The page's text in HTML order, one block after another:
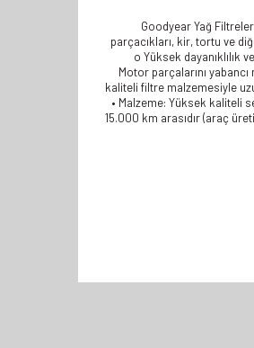
Goodyear Yağ
parçacıkları, kir, tortu ve
o Yüksek dayanıklılık
Motor parçalarını
kaliteli filtre malzemesiyle
• Malzeme: Yüksek kaliteli
15.000 km arasıdır (araç